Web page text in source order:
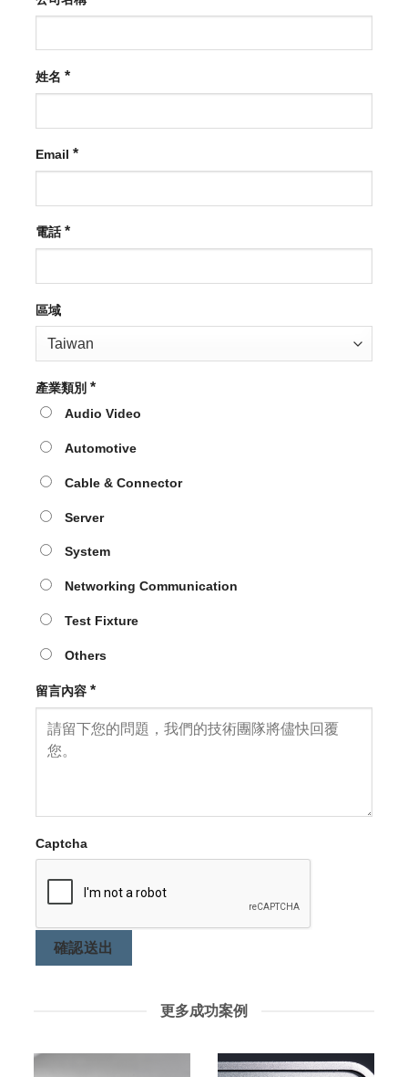
姓名*
Email*
電話*
區域
產業類別*
Audio Video
Automotive
Cable & Connector
Server
System
Networking Communication
Test Fixture
Others
留言內容*
Captcha
確認送出
更多成功案例